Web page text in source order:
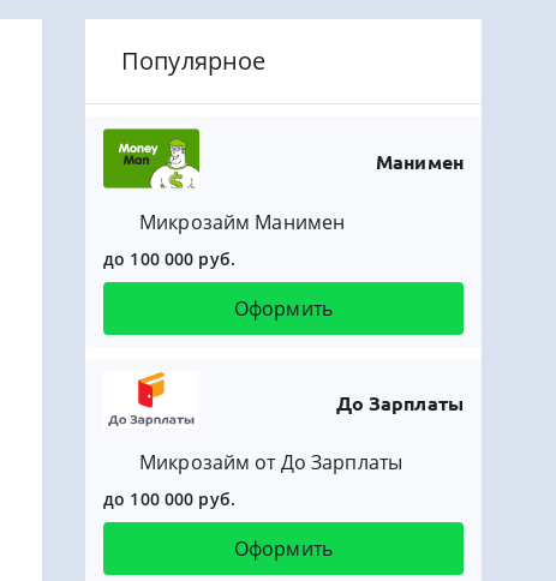
Популярное
Манимен
Микрозайм Манимен
до 100 000 руб.
Оформить
До Зарплаты
Микрозайм от До Зарплаты
до 100 000 руб.
Оформить